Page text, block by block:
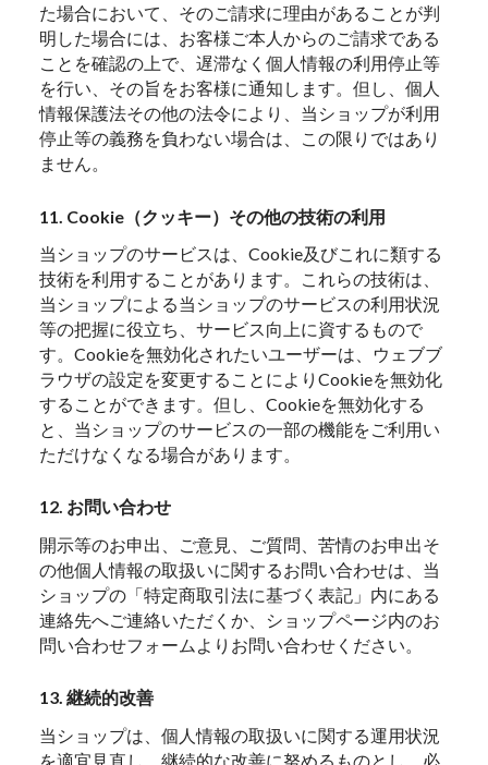
た場合において、そのご請求に理由があることが判
明した場合には、お客様ご本人からのご請求である
ことを確認の上で、遅滞なく個人情報の利用停止等
を行い、その旨をお客様に通知します。但し、個人
情報保護法その他の法令により、当ショップが利用
停止等の義務を負わない場合は、この限りではあり
ません。
11. Cookie（クッキー）その他の技術の利用
当ショップのサービスは、Cookie及びこれに類する
技術を利用することがあります。これらの技術は、
当ショップによる当ショップのサービスの利用状況
等の把握に役立ち、サービス向上に資するもので
す。Cookieを無効化されたいユーザーは、ウェブブ
ラウザの設定を変更することによりCookieを無効化
することができます。但し、Cookieを無効化する
と、当ショップのサービスの一部の機能をご利用い
ただけなくなる場合があります。
12. お問い合わせ
開示等のお申出、ご意見、ご質問、苦情のお申出そ
の他個人情報の取扱いに関するお問い合わせは、当
ショップの「特定商取引法に基づく表記」内にある
連絡先へご連絡いただくか、ショップページ内のお
問い合わせフォームよりお問い合わせください。
13. 継続的改善
当ショップは、個人情報の取扱いに関する運用状況
を適宜見直し、継続的な改善に努めるものとし、必